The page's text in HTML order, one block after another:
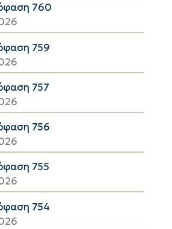
760
759
757
756
755
754